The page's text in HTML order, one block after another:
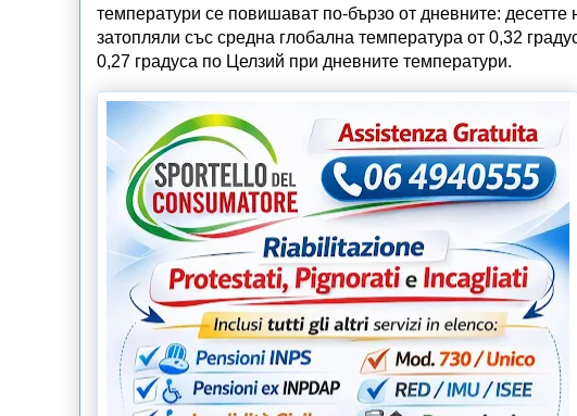
температури се повишават по-бързо от дневните:
затопляли със средна глобална температура от 0,32
0,27 градуса по Целзий при дневните температури.